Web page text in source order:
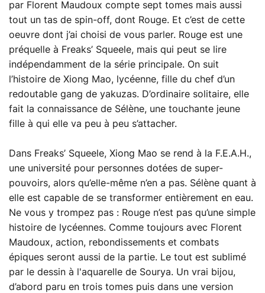
par Florent Maudoux compte sept tomes mais aussi
tout un tas de spin-off, dont Rouge. Et c’est de cette
oeuvre dont j’ai choisi de vous parler. Rouge est une
préquelle à Freaks’ Squeele, mais qui peut se lire
indépendamment de la série principale. On suit
l’histoire de Xiong Mao, lycéenne, fille du chef d’un
redoutable gang de yakuzas. D’ordinaire solitaire, elle
fait la connaissance de Sélène, une touchante jeune
fille à qui elle va peu à peu s’attacher.
Dans Freaks’ Squeele, Xiong Mao se rend à la F.E.A.H.,
une université pour personnes dotées de super-
pouvoirs, alors qu’elle-même n’en a pas. Sélène quant à
elle est capable de se transformer entièrement en eau.
Ne vous y trompez pas : Rouge n’est pas qu’une simple
histoire de lycéennes. Comme toujours avec Florent
Maudoux, action, rebondissements et combats
épiques seront aussi de la partie. Le tout est sublimé
par le dessin à l'aquarelle de Sourya. Un vrai bijou,
d’abord paru en trois tomes puis dans une version